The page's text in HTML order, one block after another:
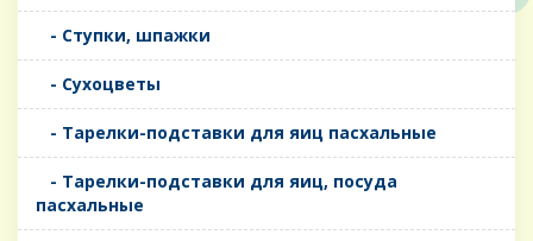
- Ступки, шпажки
- Сухоцветы
- Тарелки-подставки для яиц пасхальные
- Тарелки-подставки для яиц, посуда
пасхальные